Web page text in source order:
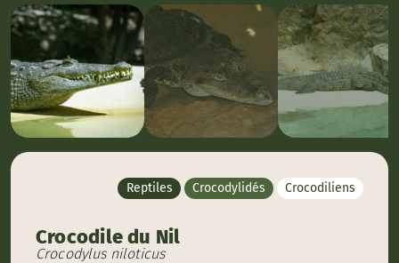
Reptiles Crocodylidés Crocodiliens
Crocodile du Nil
Crocodylus niloticus